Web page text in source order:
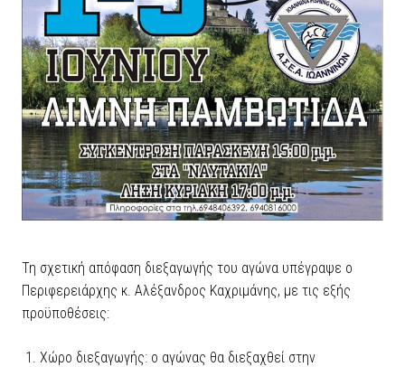
Τη σχετική απόφαση διεξαγωγής του αγώνα υπέγραψε ο
Περιφερειάρχης κ. Αλέξανδρος Καχριμάνης, με τις εξής
προϋποθέσεις:
Χώρο διεξαγωγής: ο αγώνας θα διεξαχθεί στην